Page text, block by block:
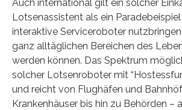
Auch international gilt ein solcher
Lotsenassistent als ein
interaktive Serviceroboter
ganz alltäglichen Bereichen des
werden können. Das Spektrum
solcher Lotsenroboter mit
und reicht von Flughäfen und
Krankenhäuser bis hin zu Behörden –